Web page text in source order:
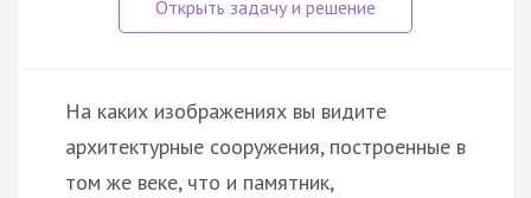
На каких изображениях вы видите
архитектурные сооружения, построенные в
том же веке, что и памятник,